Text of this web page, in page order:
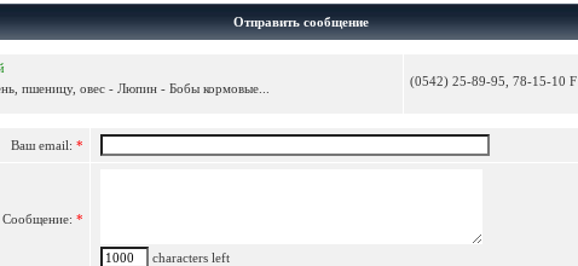
Отправить сообщение
пшеницу, овес - Люпин - Бобы кормовые... (0542) 25-89-95, 78-15-10 F
Ваш email: *
Сообщение: *
characters left